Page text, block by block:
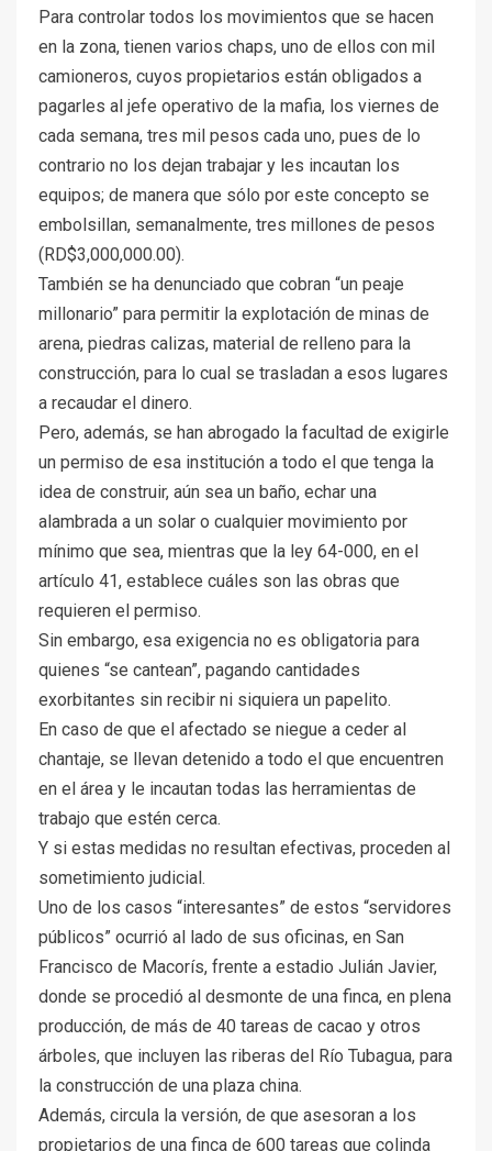
Para controlar todos los movimientos que se hacen
en la zona, tienen varios chaps, uno de ellos con mil
camioneros, cuyos propietarios están obligados a
pagarles al jefe operativo de la mafia, los viernes de
cada semana, tres mil pesos cada uno, pues de lo
contrario no los dejan trabajar y les incautan los
equipos; de manera que sólo por este concepto se
embolsillan, semanalmente, tres millones de pesos
(RD$3,000,000.00).
También se ha denunciado que cobran “un peaje
millonario” para permitir la explotación de minas de
arena, piedras calizas, material de relleno para la
construcción, para lo cual se trasladan a esos lugares
a recaudar el dinero.
Pero, además, se han abrogado la facultad de exigirle
un permiso de esa institución a todo el que tenga la
idea de construir, aún sea un baño, echar una
alambrada a un solar o cualquier movimiento por
mínimo que sea, mientras que la ley 64-000, en el
artículo 41, establece cuáles son las obras que
requieren el permiso.
Sin embargo, esa exigencia no es obligatoria para
quienes “se cantean”, pagando cantidades
exorbitantes sin recibir ni siquiera un papelito.
En caso de que el afectado se niegue a ceder al
chantaje, se llevan detenido a todo el que encuentren
en el área y le incautan todas las herramientas de
trabajo que estén cerca.
Y si estas medidas no resultan efectivas, proceden al
sometimiento judicial.
Uno de los casos “interesantes” de estos “servidores
públicos” ocurrió al lado de sus oficinas, en San
Francisco de Macorís, frente a estadio Julián Javier,
donde se procedió al desmonte de una finca, en plena
producción, de más de 40 tareas de cacao y otros
árboles, que incluyen las riberas del Río Tubagua, para
la construcción de una plaza china.
Además, circula la versión, de que asesoran a los
propietarios de una finca de 600 tareas que colinda